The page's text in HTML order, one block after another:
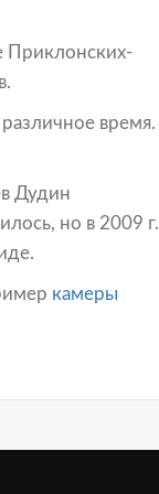
Приклонских-
время.
Дудин
но в 2009 г.
камеры